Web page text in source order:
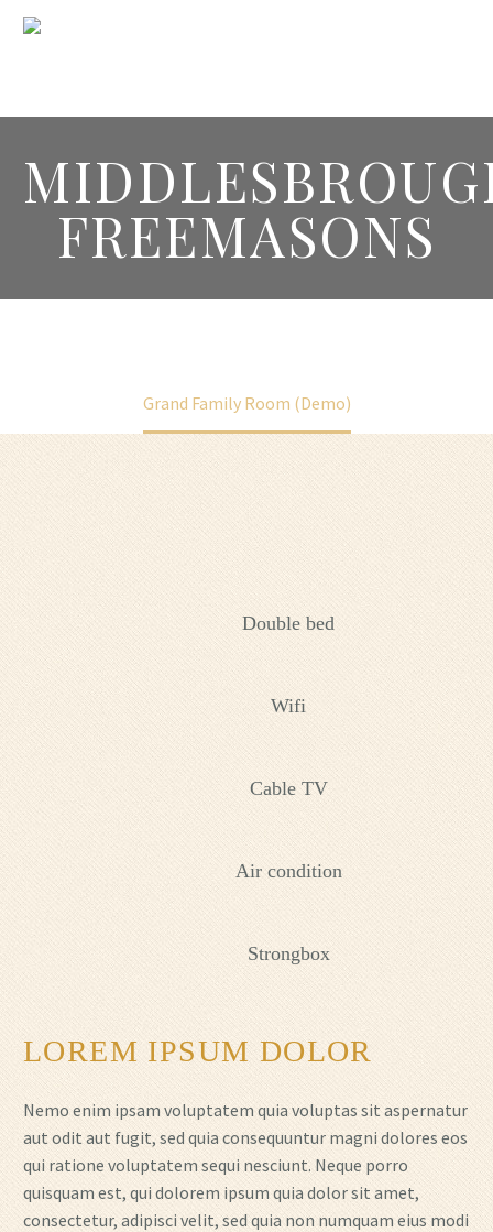
FREEMASONS
Grand Family Room (Demo)
Double bed
Wifi
Cable TV
Air condition
Strongbox
LOREM IPSUM DOLOR
Nemo enim ipsam voluptatem quia voluptas sit aspernatur
aut odit aut fugit, sed quia consequuntur magni dolores eos
qui ratione voluptatem sequi nesciunt. Neque porro
quisquam est, qui dolorem ipsum quia dolor sit amet,
consectetur, adipisci velit, sed quia non numquam eius modi